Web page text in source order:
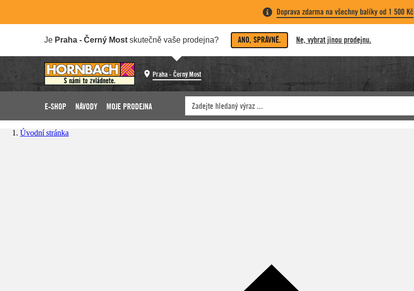
Doprava zdarma na všechny balíky od 1 500 Kč
Je Praha - Černý Most skutečně vaše prodejna? ANO, SPRÁVNĚ. Ne, vybrat jinou prodejnu.
Praha - Černý Most
E-SHOP NÁVODY MOJE PRODEJNA
Úvodní stránka